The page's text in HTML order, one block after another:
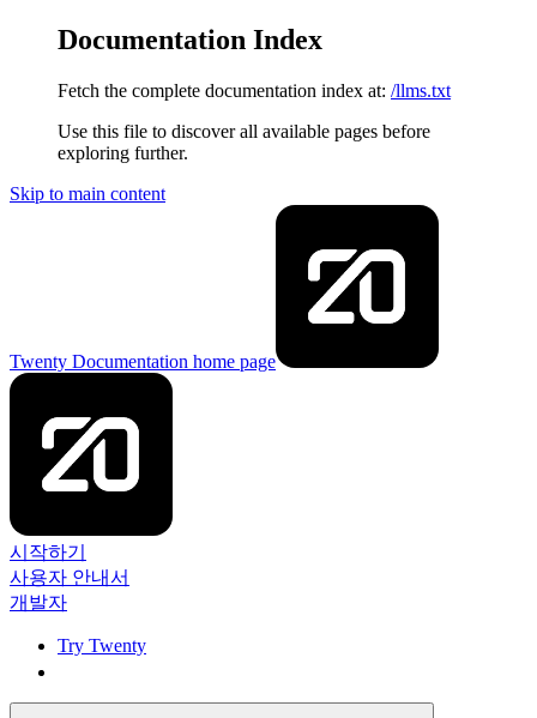
Documentation Index
Fetch the complete documentation index at: /llms.txt
Use this file to discover all available pages before
exploring further.
Skip to main content
Twenty Documentation home page
시작하기
사용자 안내서
개발자
Try Twenty